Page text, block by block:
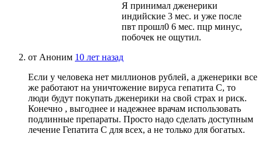
Я принимал дженерики
индийские 3 мес. и уже после
пвт прошл0 6 мес. пцр минус,
побочек не ощутил.
от Аноним 10 лет назад
Если у человека нет миллионов рублей, а дженерики все
же работают на уничтожение вируса гепатита С, то
люди будут покупать дженерики на свой страх и риск.
Конечно , выгоднее и надежнее врачам использовать
подлинные препараты. Просто надо сделать доступным
лечение Гепатита С для всех, а не только для богатых.